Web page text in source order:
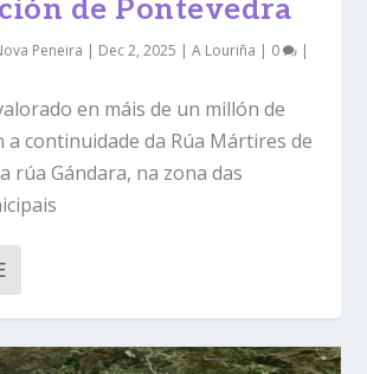
de Pontevedra
Peneira | Dec 2, 2025 |A Louriña | 0 |
en máis de un millón de
a continuidade da Rúa Mártires de
rúa Gándara, na zona das